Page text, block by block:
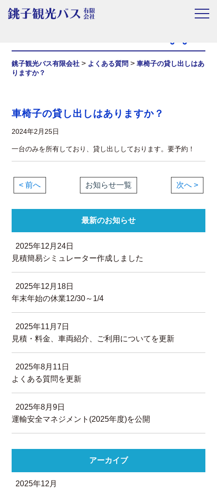
銚子観光バス有限会社 > よくある質問 > 車椅子の貸し出しはあ
りますか？
車椅子の貸し出しはありますか？
2024年2月25日
一台のみを所有しており、貸し出ししております。要予約！
< 前へ お知らせ一覧 次へ >
最新のお知らせ
2025年12月24日
見積簡易シミュレーター作成しました
2025年12月18日
年末年始の休業12/30～1/4
2025年11月7日
見積・料金、車両紹介、ご利用についてを更新
2025年8月11日
よくある質問を更新
2025年8月9日
運輸安全マネジメント(2025年度)を公開
アーカイブ
2025年12月